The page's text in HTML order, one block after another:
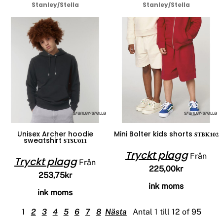
Stanley/Stella
Unisex Archer hoodie
sweatshirt STSU011
Tryckt plaggFrån
253,75kr
ink moms
Stanley/Stella
Mini Bolter kids shorts STBK102
Tryckt plaggFrån
225,00kr
ink moms
1 2 3 4 5 6 7 8 Nästa Antal 1 till 12 of 95